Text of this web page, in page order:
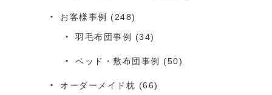
お客様事例 (248)
羽毛布団事例 (34)
ベッド・敷布団事例 (50)
オーダーメイド枕 (66)